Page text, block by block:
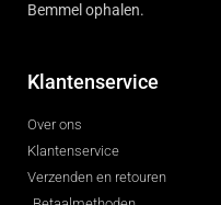
Bemmel ophalen.
Klantenservice
Over ons
Klantenservice
Verzenden en retouren